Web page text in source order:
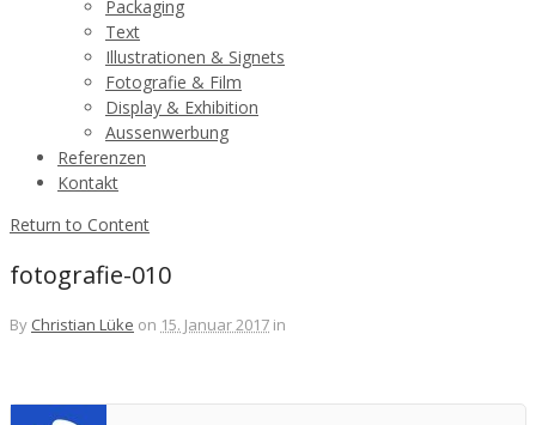
Packaging
Text
Illustrationen & Signets
Fotografie & Film
Display & Exhibition
Aussenwerbung
Referenzen
Kontakt
Return to Content
fotografie-010
By Christian Lüke on 15. Januar 2017 in